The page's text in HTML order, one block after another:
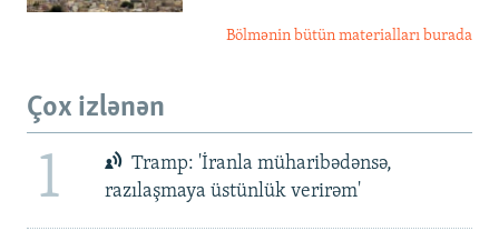
Bölmənin bütün materialları burada
Çox izlənən
1
Tramp: 'İranla müharibədənsə,
razılaşmaya üstünlük verirəm'